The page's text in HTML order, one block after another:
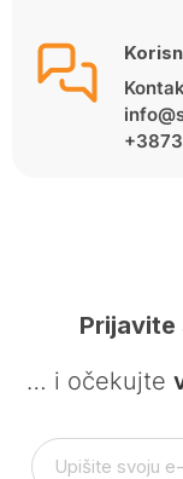
Prijavite
… i očekujte